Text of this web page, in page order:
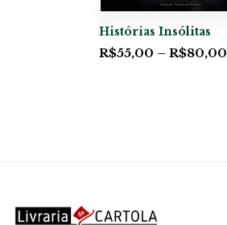
Histórias Insólitas
R$55,00 – R$80,00